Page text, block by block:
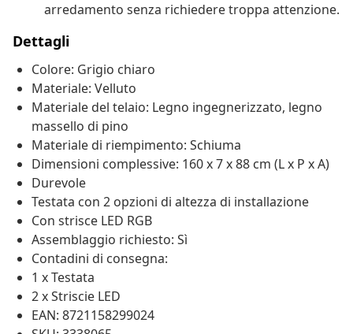
arredamento senza richiedere troppa attenzione.
Dettagli
Colore: Grigio chiaro
Materiale: Velluto
Materiale del telaio: Legno ingegnerizzato, legno
massello di pino
Materiale di riempimento: Schiuma
Dimensioni complessive: 160 x 7 x 88 cm (L x P x A)
Durevole
Testata con 2 opzioni di altezza di installazione
Con strisce LED RGB
Assemblaggio richiesto: Sì
Contadini di consegna:
1 x Testata
2 x Striscie LED
EAN: 8721158299024